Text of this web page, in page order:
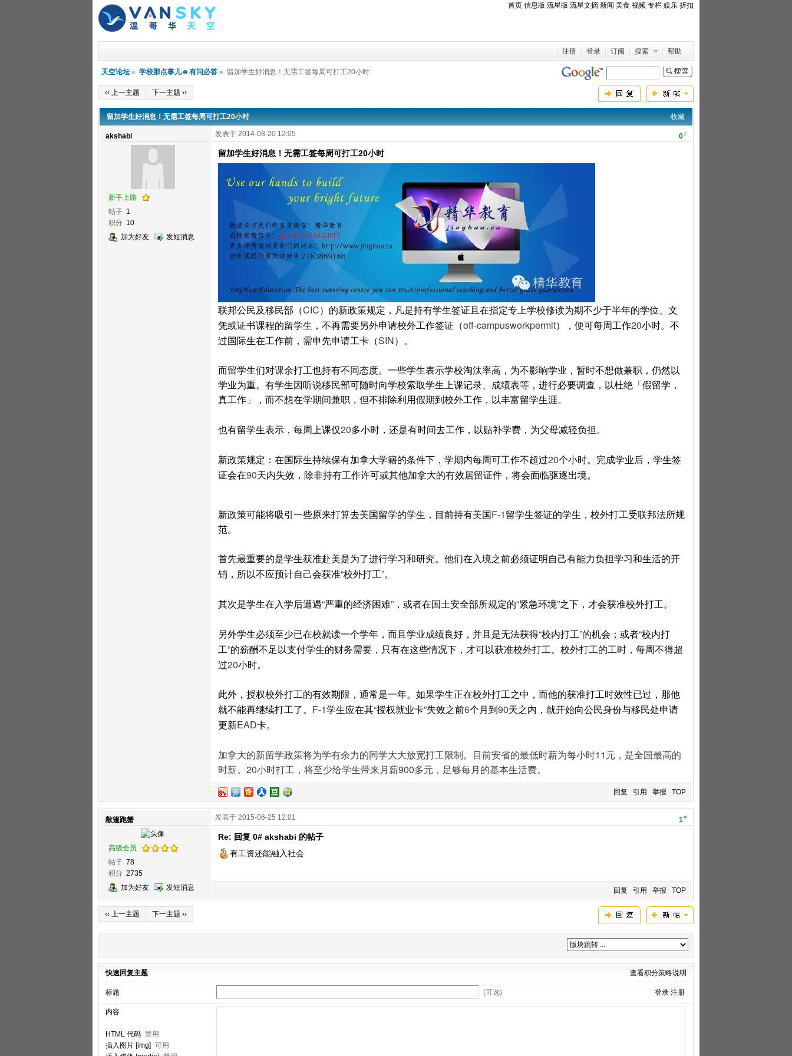
首页 信息版 流星版 流星文摘 新闻 美食 视频 专栏 娱乐 折扣
注册 登录 订阅 搜索 帮助
天空论坛 » 学校那点事儿☻有问必答 » 留加学生好消息！无需工签每周可打工20小时
‹‹ 上一主题 下一主题 ››
收藏
留加学生好消息！无需工签每周可打工20小时
akshabi
新手上路
帖子 1
积分 10
加为好友
发短消息
0#
发表于 2014-08-20 12:05
留加学生好消息！无需工签每周可打工20小时
联邦公民及移民部（CIC）的新政策规定，凡是持有学生签证且在指定专上学校修读为期不少于半年的学位、文
凭或证书课程的留学生，不再需要另外申请校外工作签证（off-campusworkpermit），便可每周工作20小时。不
过国际生在工作前，需申先申请工卡（SIN）。
而留学生们对课余打工也持有不同态度。一些学生表示学校淘汰率高，为不影响学业，暂时不想做兼职，仍然以
学业为重。有学生因听说移民部可随时向学校索取学生上课记录、成绩表等，进行必要调查，以杜绝「假留学，
真工作」，而不想在学期间兼职，但不排除利用假期到校外工作，以丰富留学生涯。
也有留学生表示，每周上课仅20多小时，还是有时间去工作，以贴补学费，为父母减轻负担。
新政策规定：在国际生持续保有加拿大学籍的条件下，学期内每周可工作不超过20个小时。完成学业后，学生签
证会在90天内失效，除非持有工作许可或其他加拿大的有效居留证件，将会面临驱逐出境。
新政策可能将吸引一些原来打算去美国留学的学生，目前持有美国F-1 留学生签证的学生，校外打工受联邦法所规
范。
首先最重要的是学生获准赴美是为了进行学习和研究。他们在入境之前必须证明自己有能力负担学习和生活的开
销，所以不应预计自己会获准“校外打工”。
其次是学生在入学后遭遇“严重的经济困难” ，或者在国土安全部所规定的“紧急环境”之下，才会获准校外打工。
另外学生必须至少已在校就读一个学年，而且学业成绩良好，并且是无法获得“校内打工”的机会；或者“校内打
工”的薪酬不足以支付学生的财务需要，只有在这些情况下，才可以获准校外打工。校外打工的工时，每周不得超
过20小时。
此外，授权校外打工的有效期限，通常是一年。如果学生正在校外打工之中，而他的获准打工时效性已过，那他
就不能再继续打工了。 F-1学生应在其“授权就业卡”失效之前6个月到 90天之内，就开始向公民身份与移民处申请
更新EAD卡。
加拿大的新留学政策将为学有余力的同学大大放宽打工限制。目前安省的最低时薪为每小时11元，是全国最高的
时薪。20小时打工，将至少给学生带来月薪900多元，足够每月的基本生活费。
回复 引用 举报 TOP
敞篷跑蟹
高级会员
帖子 78
积分 2735
加为好友
发短消息
1#
发表于 2015-06-25 12:01
Re: 回复 0# akshabi 的帖子
有工资还能融入社会
回复 引用 举报 TOP
‹‹ 上一主题 下一主题 ››
查看积分策略说明
快速回复主题
标题 登录 注册
(可选)
内容
HTML 代码 禁用
插入图片 [img] 可用